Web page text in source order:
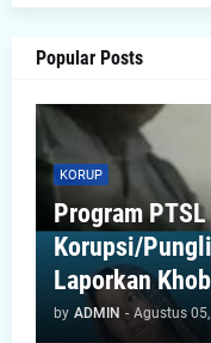
Popular Posts
KORUP
Program
Korupsi/
Laporkan
by ADMIN - Agustus